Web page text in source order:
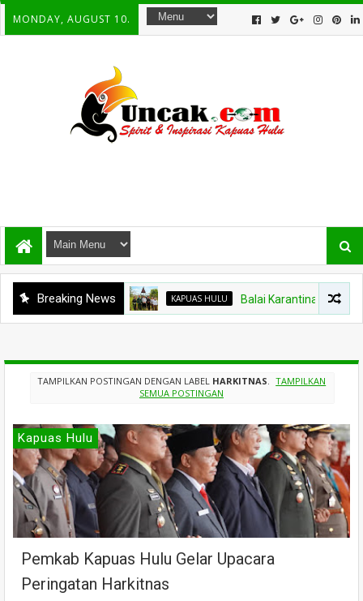
MONDAY, AUGUST 10.
Breaking News KAPUAS HULU Balai Karantina Kalbar
TAMPILKAN POSTINGAN DENGAN LABEL HARKITNAS. TAMPILKAN
SEMUA POSTINGAN
Kapuas Hulu
Pemkab Kapuas Hulu Gelar Upacara
Peringatan Harkitnas